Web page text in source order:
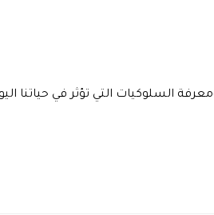
السلوكيات التي تؤثر في حياتنا